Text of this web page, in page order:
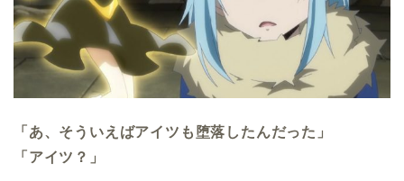
「あ、そういえばアイツも堕落したんだった」
「アイツ？」